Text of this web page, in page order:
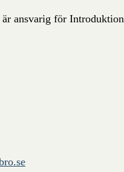
ansvarig för